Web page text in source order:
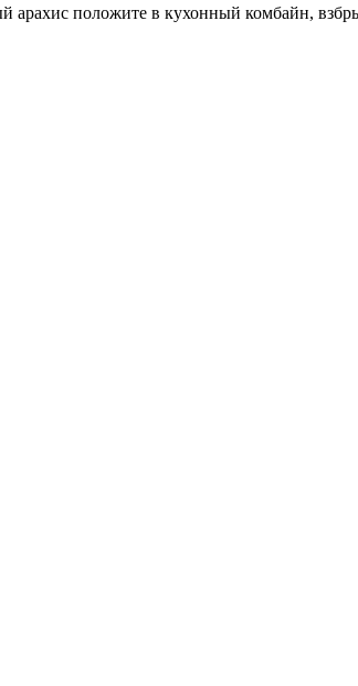
арахис положите в кухонный комбайн,